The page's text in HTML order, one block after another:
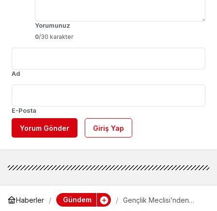
Yorumunuz
0/30 karakter
Ad
E-Posta
Yorum Gönder Giriş Yap
Haberler Gündem
Gençlik Meclisi’nden